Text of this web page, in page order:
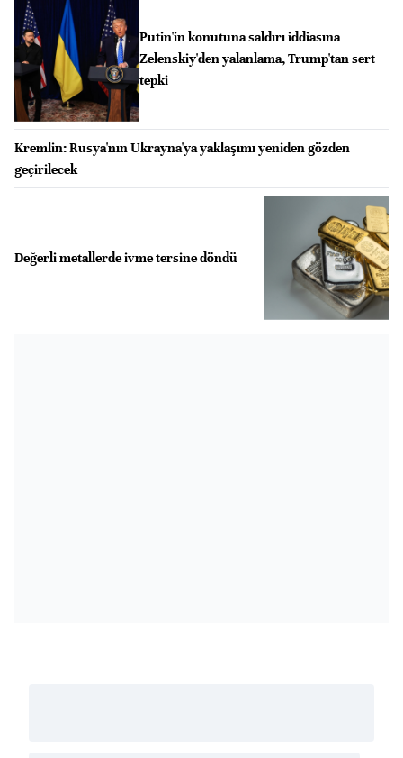
Putin'in konutuna saldırı iddiasına
Zelenskiy'den yalanlama, Trump'tan sert
tepki
Kremlin: Rusya'nın Ukrayna'ya yaklaşımı yeniden gözden
geçirilecek
Değerli metallerde ivme tersine döndü